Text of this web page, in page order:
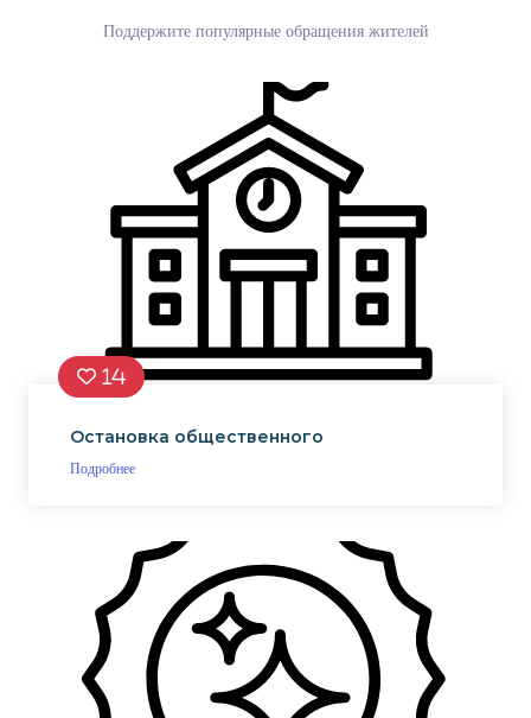
Поддержите популярные обращения жителей
14
Остановка общественного
Подробнее